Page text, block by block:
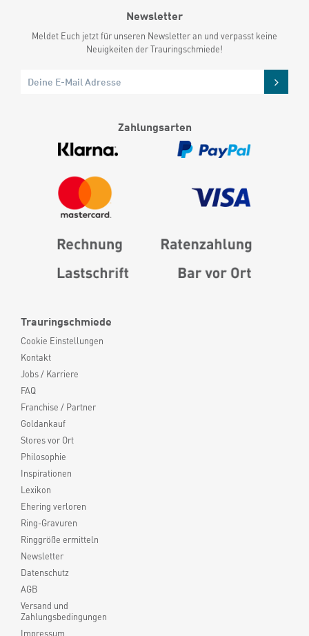
Trauringschmiede
Cookie Einstellungen
Kontakt
Jobs / Karriere
FAQ
Franchise / Partner
Goldankauf
Stores vor Ort
Philosophie
Inspirationen
Lexikon
Ehering verloren
Ring-Gravuren
Ringgröße ermitteln
Newsletter
Datenschutz
AGB
Versand und
Zahlungsbedingungen
Impressum
Newsletter
Meldet Euch jetzt für unseren Newsletter an und verpasst keine
Neuigkeiten der Trauringschmiede!
Zahlungsarten